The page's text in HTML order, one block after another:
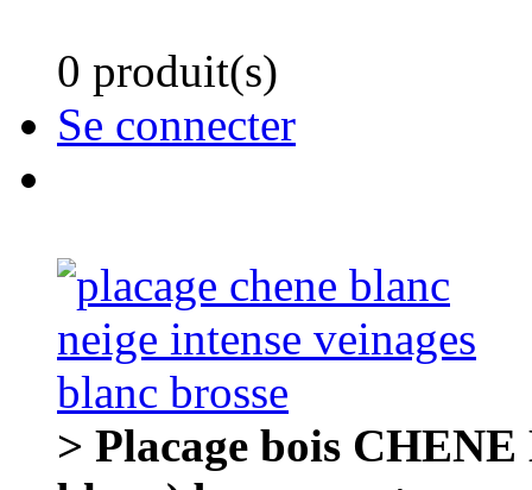
0 produit(s)
Se connecter
> Placage bois